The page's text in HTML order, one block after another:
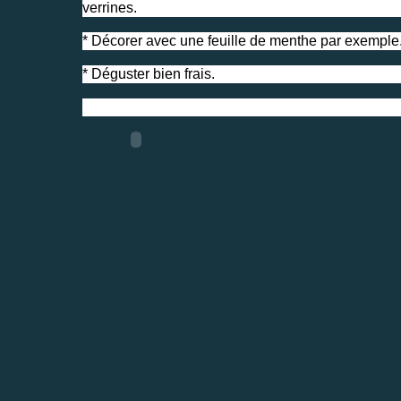
verrines.
* Décorer avec une feuille de menthe par
* Déguster bien frais.